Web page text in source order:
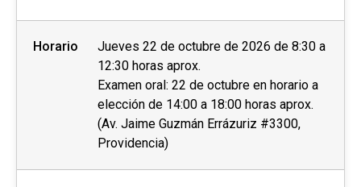
Horario
Jueves 22 de octubre de 2026 de 8:30 a
12:30 horas aprox.
Examen oral: 22 de octubre en horario a
elección de 14:00 a 18:00 horas aprox.
(Av. Jaime Guzmán Errázuriz #3300,
Providencia)